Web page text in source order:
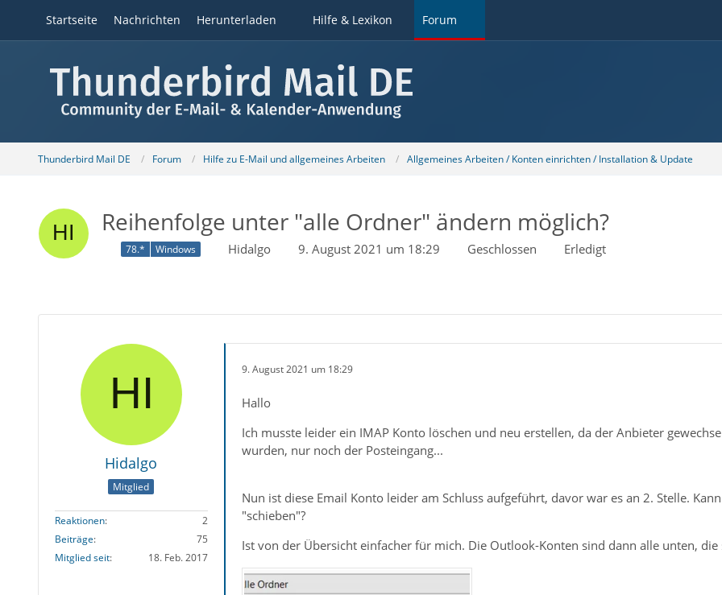
Startseite Nachrichten Herunterladen Hilfe & Lexikon Forum
Thunderbird Mail DE Forum Hilfe zu E-Mail und allgemeines Arbeiten Allgemeines Arbeiten / Konten einrichten / Installation & Update
Reihenfolge unter "alle Ordner" ändern möglich?
78.* Windows Hidalgo 9. August 2021 um 18:29 Geschlossen Erledigt
Hidalgo
Mitglied
Reaktionen
2
Beiträge
75
Mitglied seit
18. Feb. 2017
9. August 2021 um 18:29
Hallo
Ich musste leider ein IMAP Konto löschen und neu erstellen, da der Anbieter
wurden, nur noch der Posteingang...
Nun ist diese Email Konto leider am Schluss aufgeführt, davor war es an 2. Stelle.
"schieben"?
Ist von der Übersicht einfacher für mich. Die Outlook-Konten sind dann alle unten,